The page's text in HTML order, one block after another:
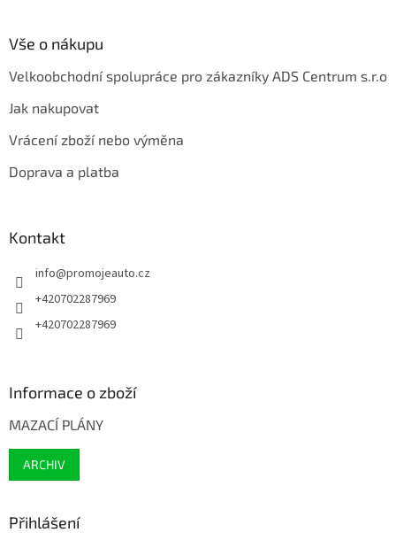
Vše o nákupu
Velkoobchodní spolupráce pro zákazníky ADS Centrum s.r.o
Jak nakupovat
Vrácení zboží nebo výměna
Doprava a platba
Kontakt
info@promojeauto.cz
+420702287969
+420702287969
Informace o zboží
MAZACÍ PLÁNY
ARCHIV
Přihlášení